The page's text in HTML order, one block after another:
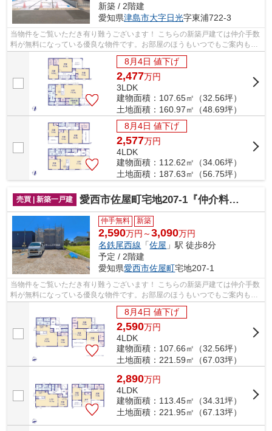
新築 / 2階建
愛知県津島市大字日光字東浦722-3
当物件をご覧いただき有り難うございます！ こちらの新築戸建ては仲介手数
料が無料になっている優良な物件です。お部屋のほうもいつでもご案内もさ
せて頂きますのでお気軽にお問合せ下...
8月4日 値下げ
2,477万円
3LDK
建物面積：107.65㎡（32.56坪）
土地面積：160.97㎡（48.69坪）
8月4日 値下げ
2,577万円
4LDK
建物面積：112.62㎡（34.06坪）
土地面積：187.63㎡（56.75坪）
売買 | 新築一戸建 愛西市佐屋町宅地207-1『仲介料無料』新築戸建て
仲手無料 新築
2,590万円～3,090万円
名鉄尾西線 「佐屋 」駅 徒歩8分
予定 / 2階建
愛知県愛西市佐屋町宅地207-1
当物件をご覧いただき有り難うございます！ こちらの新築戸建ては仲介手数
料が無料になっている優良な物件です。お部屋のほうもいつでもご案内もさ
せて頂きますのでお気軽にお問合せ下...
8月4日 値下げ
2,590万円
4LDK
建物面積：107.66㎡（32.56坪）
土地面積：221.59㎡（67.03坪）
2,890万円
4LDK
建物面積：113.45㎡（34.31坪）
土地面積：221.95㎡（67.13坪）